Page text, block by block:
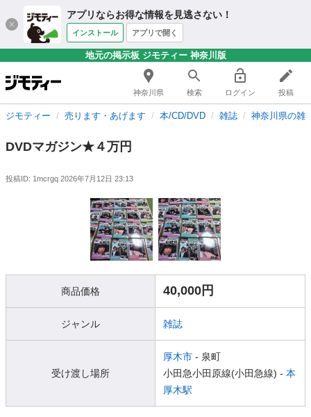
アプリならお得な情報を見逃さない！
インストール アプリで開く
地元の掲示板 ジモティー 神奈川版
神奈川県 検索 ログイン 投稿
ジモティー 売ります・あげます 本/CD/DVD 雑誌 神奈川県の雑
DVDマガジン★４万円
投稿ID: 1mcrgq 2026年7月12日 23:13
商品価格 40,000円
ジャンル 雑誌
受け渡し場所
厚木市 - 泉町
小田急小田原線(小田急線) - 本
厚木駅